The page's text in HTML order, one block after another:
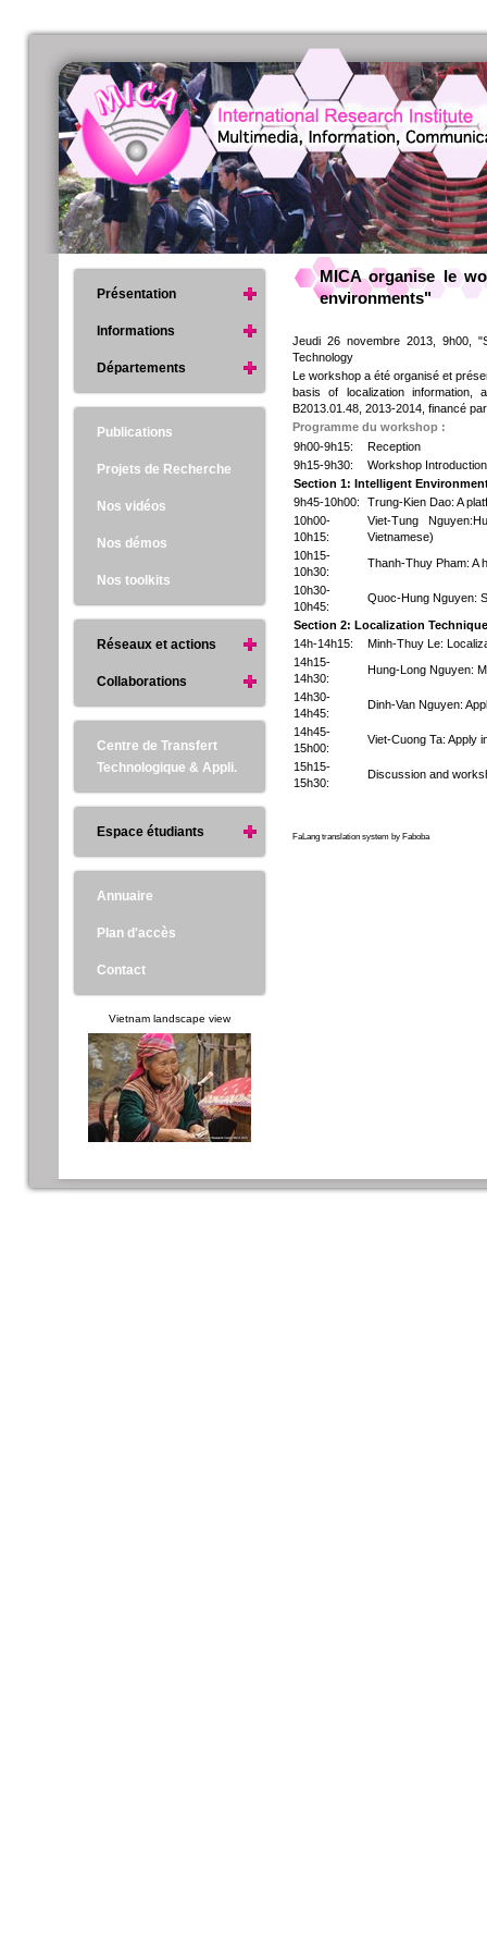
MICA organise le
environments"
Jeudi 26 novembre 2013, 9h00,
Technology
Le workshop a été organisé et
basis of localization information,
B2013.01.48, 2013-2014, financé
Programme du workshop :
9h00-9h15:
Reception
9h15-9h30:
Workshop Introduction
Section 1: Intelligent
9h45-10h00:
Trung-Kien Dao: A
10h00-
10h15:
Viet-Tung
Vietnamese)
10h15-
10h30:
Thanh-Thuy Pham: A
10h30-
10h45:
Quoc-Hung Nguyen:
Section 2: Localization
14h-14h15:
Minh-Thuy Le:
14h15-
14h30:
Hung-Long Nguyen:
14h30-
14h45:
Dinh-Van Nguyen:
14h45-
15h00:
Viet-Cuong Ta: Apply
15h15-
15h30:
Discussion and
FaLang translation system by Faboba
Présentation
Informations
Départements
Publications
Projets de Recherche
Nos vidéos
Nos démos
Nos toolkits
Réseaux et actions
Collaborations
Centre de Transfert
Technologique & Appli.
Espace étudiants
Annuaire
Plan d'accès
Contact
Vietnam landscape view